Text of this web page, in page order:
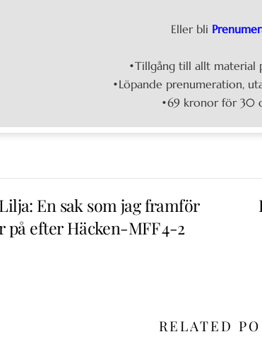
Eller bli
•Tillgång till allt material
•Löpande prenumeration,
•69 kronor för 30
En sak som jag framför
på efter Häcken-MFF 4-2
RELATED